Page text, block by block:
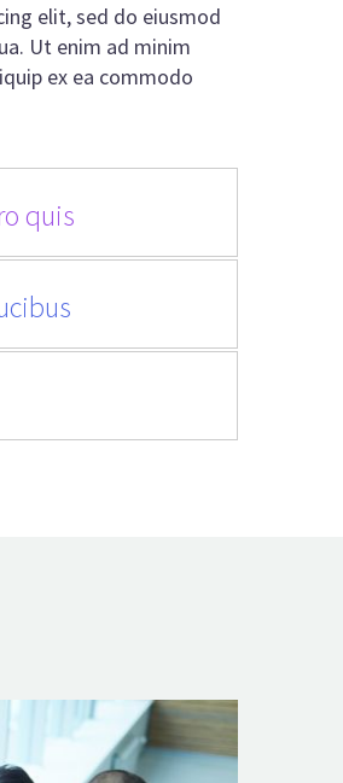
elit, sed do eiusmod
Ut enim ad minim
ex ea commodo
quis